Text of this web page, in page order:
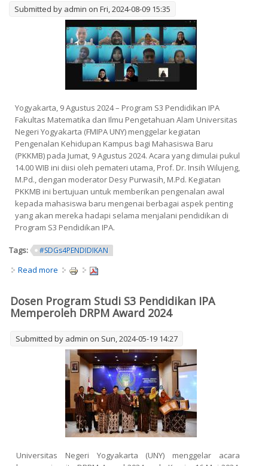
Submitted by admin on Fri, 2024-08-09 15:35
Yogyakarta, 9 Agustus 2024 – Program S3 Pendidikan IPA
Fakultas Matematika dan Ilmu Pengetahuan Alam Universitas
Negeri Yogyakarta (FMIPA UNY) menggelar kegiatan
Pengenalan Kehidupan Kampus bagi Mahasiswa Baru
(PKKMB) pada Jumat, 9 Agustus 2024. Acara yang dimulai pukul
14.00 WIB ini diisi oleh pemateri utama, Prof. Dr. Insih Wilujeng,
M.Pd., dengan moderator Desy Purwasih, M.Pd. Kegiatan
PKKMB ini bertujuan untuk memberikan pengenalan awal
kepada mahasiswa baru mengenai berbagai aspek penting
yang akan mereka hadapi selama menjalani pendidikan di
Program S3 Pendidikan IPA.
Tags: #SDGs4PENDIDIKAN
Read more about PKKMB S3 Pendidikan IPA FMIPA UNY: Penguatan
Layanan Akademik
Dosen Program Studi S3 Pendidikan IPA
Memperoleh DRPM Award 2024
Submitted by admin on Sun, 2024-05-19 14:27
Universitas Negeri Yogyakarta (UNY) menggelar acara